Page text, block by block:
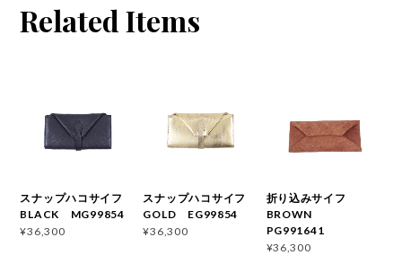
Related Items
スナップハコサイフ
BLACK MG99854
¥36,300
スナップハコサイフ
GOLD EG99854
¥36,300
折り込みサイフ
BROWN
PG991641
¥36,300